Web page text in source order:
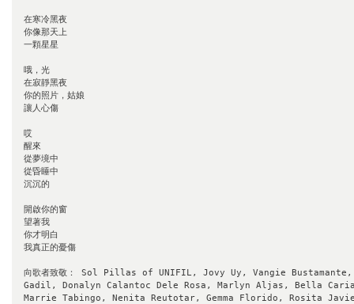
在寒冷黑夜
你像那天上
一顆星星
哦，光
在寂靜黑夜
你的照片，姑娘
讓人心傷
哎
醒來
從夢境中
從昏睡中
沉沉的
開啟你的窗
望著我
你才明白
我真正的憂傷
向歌者致敬： Sol Pillas of UNIFIL, Jovy Uy, Vangie Bustamante,
Gadil, Donalyn Calantoc Dele Rosa, Marlyn Aljas, Bella
Marrie Tabingo, Nenita Reutotar, Gemma Florido, Rosita